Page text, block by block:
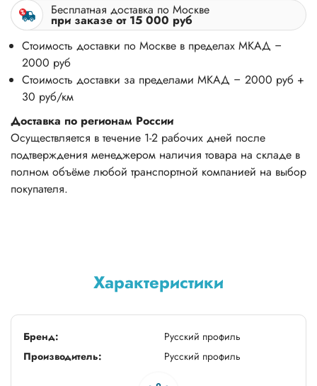
Бесплатная доставка по Москве
при заказе от 15 000 руб
Стоимость доставки по Москве в пределах МКАД –
2000 руб
Стоимость доставки за пределами МКАД – 2000 руб +
30 руб/км
Доставка по регионам России
Осуществляется в течение 1-2 рабочих дней после
подтверждения менеджером наличия товара на складе в
полном объёме любой транспортной компанией на выбор
покупателя.
Характеристики
Бренд:
Русский профиль
Производитель:
Русский профиль